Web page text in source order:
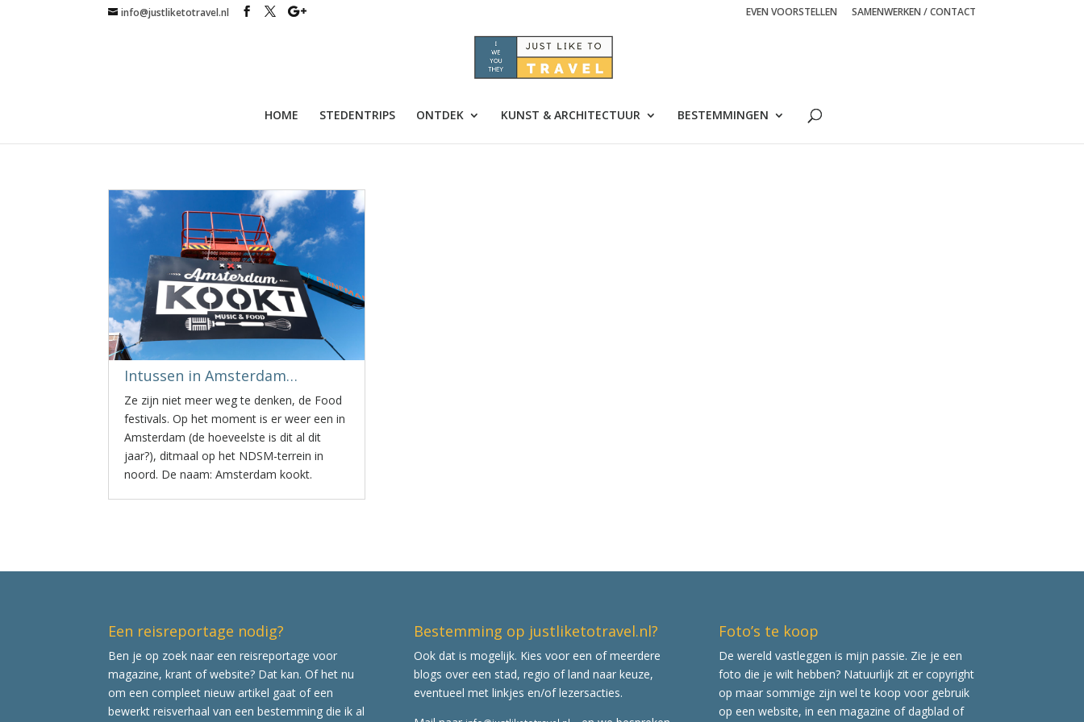
info@justliketotravel.nl EVEN VOORSTELLEN SAMENWERKEN / CONTACT
HOME STEDENTRIPS ONTDEK KUNST & ARCHITECTUUR BESTEMMINGEN
Intussen in Amsterdam…
Ze zijn niet meer weg te denken, de Food
festivals. Op het moment is er weer een in
Amsterdam (de hoeveelste is dit al dit
jaar?), ditmaal op het NDSM-terrein in
noord. De naam: Amsterdam kookt.
Een reisreportage nodig?
Ben je op zoek naar een reisreportage voor
magazine, krant of website? Dat kan. Of het nu
om een compleet nieuw artikel gaat of een
bewerkt reisverhaal van een bestemming die ik al
Bestemming op justliketotravel.nl?
Ook dat is mogelijk. Kies voor een of meerdere
blogs over een stad, regio of land naar keuze,
eventueel met linkjes en/of lezersacties.
Foto’s te koop
De wereld vastleggen is mijn passie. Zie je een
foto die je wilt hebben? Natuurlijk zit er copyright
op maar sommige zijn wel te koop voor gebruik
op een website, in een magazine of dagblad of